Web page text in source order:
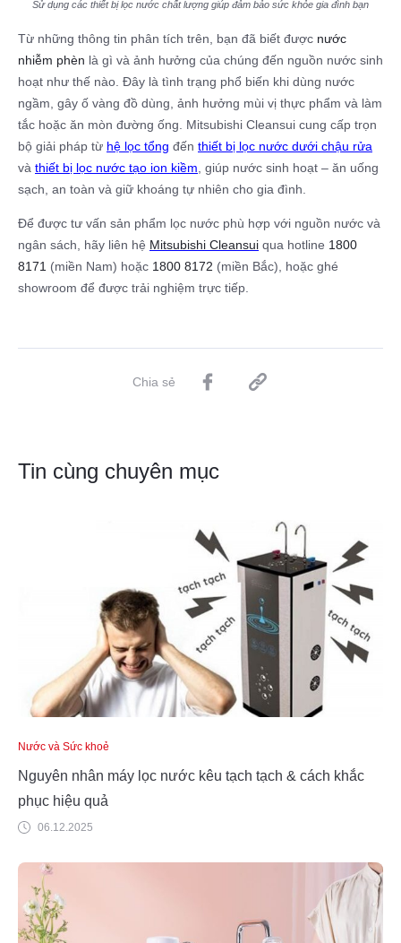
Sử dụng các thiết bị lọc nước chất lượng giúp đảm bảo sức khỏe gia đình bạn
Từ những thông tin phân tích trên, bạn đã biết được nước
nhiễm phèn là gì và ảnh hưởng của chúng đến nguồn nước sinh
hoạt như thế nào. Đây là tình trạng phổ biến khi dùng nước
ngầm, gây ố vàng đồ dùng, ảnh hưởng mùi vị thực phẩm và làm
tắc hoặc ăn mòn đường ống. Mitsubishi Cleansui cung cấp trọn
bộ giải pháp từ hệ lọc tổng đến thiết bị lọc nước dưới chậu rửa
và thiết bị lọc nước tạo ion kiềm , giúp nước sinh hoạt – ăn uống
sạch, an toàn và giữ khoáng tự nhiên cho gia đình.​
Để được tư vấn sản phẩm lọc nước phù hợp với nguồn nước và
ngân sách, hãy liên hệ Mitsubishi Cleansui qua hotline 1800
8171 (miền Nam) hoặc 1800 8172 (miền Bắc), hoặc ghé
showroom để được trải nghiệm trực tiếp.
Chia sẻ
Tin cùng chuyên mục
Nước và Sức khoẻ
Nguyên nhân máy lọc nước kêu tạch tạch & cách khắc
phục hiệu quả
06.12.2025